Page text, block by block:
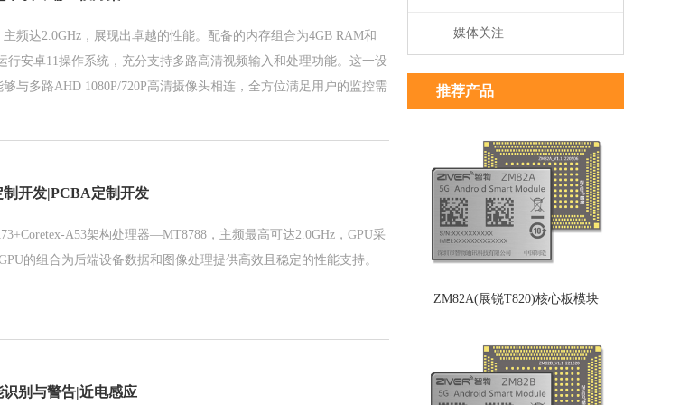
频达2.0GHz，展现出卓越的性能。配备的内存组合为4GB RAM和
行安卓11操作系统，充分支持多路高清视频输入和处理功能。这一设
与多路AHD 1080P/720P高清摄像头相连，全方位满足用户的监控需
开发|PCBA定制开发
A53架构处理器—MT8788，主频最高可达2.0GHz，GPU采
的组合为后端设备数据和图像处理提供高效且稳定的性能支持。
别与警告|近电感应
媒体关注
推荐产品
ZM82A(展锐T820)核心板模块